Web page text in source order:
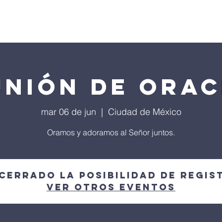
de
mar 06 de jun
  |
Ciudad de México
Oramos y adoramos al Señor juntos.
cerrado la posibilidad de
Ver otros eventos